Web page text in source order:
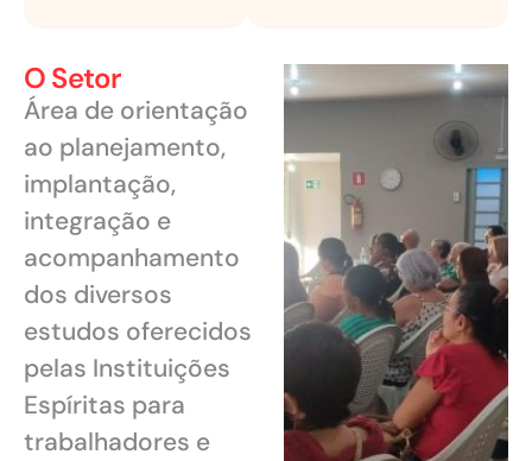
O Setor
Área de orientação
ao planejamento,
implantação,
integração e
acompanhamento
dos diversos
estudos oferecidos
pelas Instituições
Espíritas para
trabalhadores e